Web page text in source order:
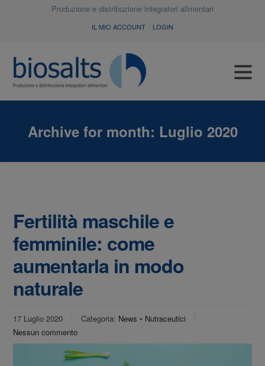
Produzione e distribuzione integratori alimentari
IL MIO ACCOUNT LOGIN
Archive for month: Luglio 2020
Fertilità maschile e
femminile: come
aumentarla in modo
naturale
17 Luglio 2020 Categoria: News • Nutraceutici
Nessun commento